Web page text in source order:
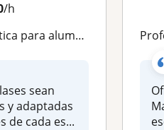
/h
alumnos de liceo
sean
y adaptadas
de cada es...